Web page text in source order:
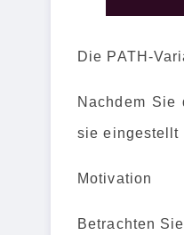
Die PATH-
Nachdem
sie eingestellt
Motivation
Betrachten